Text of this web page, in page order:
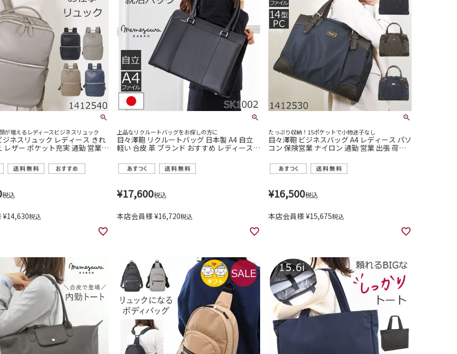
が増えるレディースビジネスリュック
ジネスリュック レディース きれ
レザー ポケット充実 通勤 営業
税込
¥14,630税込
上品なリクルートバッグをお探しの方に
目々澤鞄 リクルートバッグ 日本製 A4 自立
軽い 合皮 革 ブランド おすすめ レディース
¥17,600税込
本店会員様 ¥16,720税込
たっぷり収納！15ポケットで小物迷子なし
目々澤鞄 ビジネスバッグ A4 レディース パソ
コン 保険営業 ナイロン 通勤 営業 出張 荷物
¥16,500税込
本店会員様 ¥15,675税込